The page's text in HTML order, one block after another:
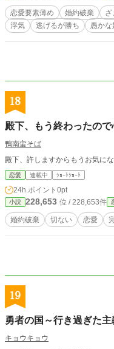
恋愛要素薄め 婚約破棄 ざ
浮気
逃げるが勝ち 愚かな
18
殿下、もう終わったので
鴨南蛮そば
殿下、許しますからもうお気にな
恋愛 連載中 ｼｮｰﾄｼｮｰﾄ
24h.ポイント 0pt
小説 228,653 位 / 228,653件
婚約破棄 切ない 恋愛
19
勇者の国～行き過ぎた主
キョウキョウ